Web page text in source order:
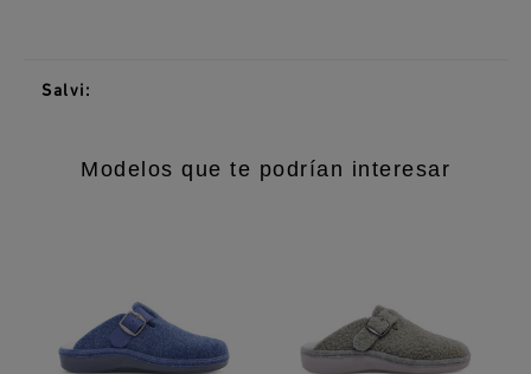
Salvi:
Modelos que te podrían interesar